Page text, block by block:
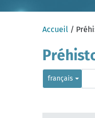
Accueil /
français